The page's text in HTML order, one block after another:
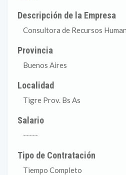
Descripción de la Empresa
Consultora de Recursos
Provincia
Buenos Aires
Localidad
Tigre Prov. Bs As
Salario
-----
Tipo de Contratación
Tiempo Completo